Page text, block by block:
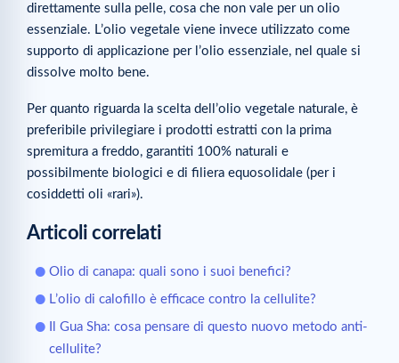
direttamente sulla pelle, cosa che non vale per un olio
essenziale. L’olio vegetale viene invece utilizzato come
supporto di applicazione per l’olio essenziale, nel quale si
dissolve molto bene.
Per quanto riguarda la scelta dell’olio vegetale naturale, è
preferibile privilegiare i prodotti estratti con la prima
spremitura a freddo, garantiti 100% naturali e
possibilmente biologici e di filiera equosolidale (per i
cosiddetti oli «rari»).
Articoli correlati
Olio di canapa: quali sono i suoi benefici?
L’olio di calofillo è efficace contro la cellulite?
Il Gua Sha: cosa pensare di questo nuovo metodo anti-
cellulite?